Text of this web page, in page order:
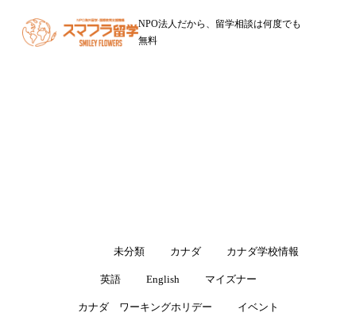
NPO法人だから、留学相談は何度でも
無料
未分類 カナダ カナダ学校情報
英語 English マイズナー
カナダ ワーキングホリデー イベント